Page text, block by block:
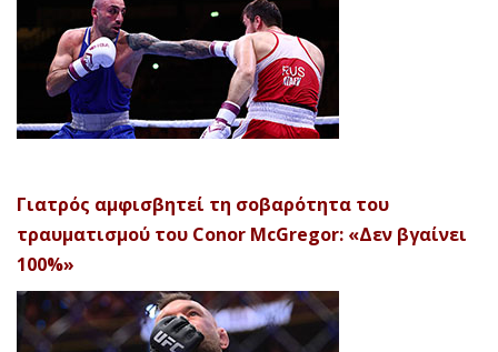
Γιατρός αμφισβητεί τη σοβαρότητα του
τραυματισμού του Conor McGregor: «Δεν βγαίνει
100%»